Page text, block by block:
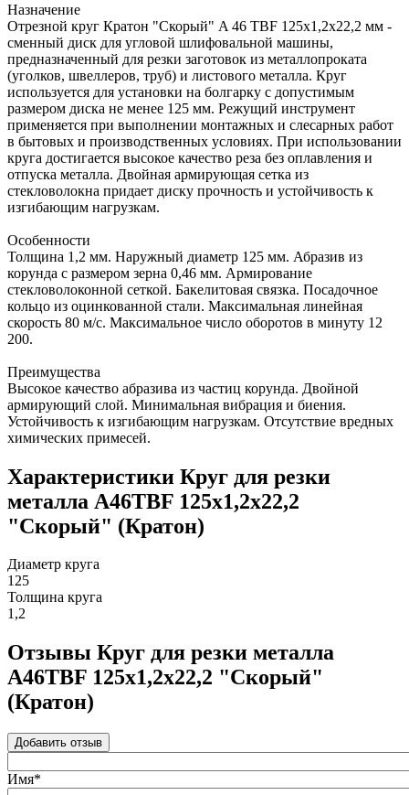
Назначение
Отрезной круг Кратон "Скорый" A 46 TBF 125х1,2х22,2 мм -
сменный диск для угловой шлифовальной машины,
предназначенный для резки заготовок из металлопроката
(уголков, швеллеров, труб) и листового металла. Круг
используется для установки на болгарку с допустимым
размером диска не менее 125 мм. Режущий инструмент
применяется при выполнении монтажных и слесарных работ
в бытовых и производственных условиях. При использовании
круга достигается высокое качество реза без оплавления и
отпуска металла. Двойная армирующая сетка из
стекловолокна придает диску прочность и устойчивость к
изгибающим нагрузкам.
Особенности
Толщина 1,2 мм. Наружный диаметр 125 мм. Абразив из
корунда с размером зерна 0,46 мм. Армирование
стекловолоконной сеткой. Бакелитовая связка. Посадочное
кольцо из оцинкованной стали. Максимальная линейная
скорость 80 м/с. Максимальное число оборотов в минуту 12
200.
Преимущества
Высокое качество абразива из частиц корунда. Двойной
армирующий слой. Минимальная вибрация и биения.
Устойчивость к изгибающим нагрузкам. Отсутствие вредных
химических примесей.
Характеристики Круг для резки
металла A46TBF 125х1,2х22,2
"Скорый" (Кратон)
Диаметр круга
125
Толщина круга
1,2
Отзывы Круг для резки металла
A46TBF 125х1,2х22,2 "Скорый"
(Кратон)
Добавить отзыв
Имя*